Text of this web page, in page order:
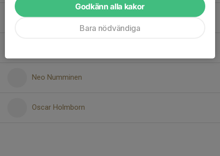
Milton Kallving
Neo Numminen
Oscar Holmborn
Godkänn alla kakor
Bara nödvändiga